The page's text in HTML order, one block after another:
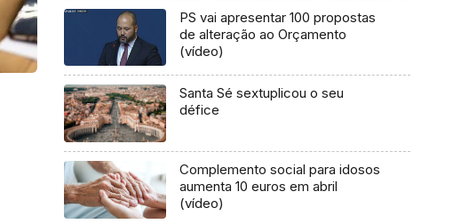
PS vai apresentar 100 propostas
de alteração ao Orçamento
(vídeo)
Santa Sé sextuplicou o seu
défice
Complemento social para idosos
aumenta 10 euros em abril
(vídeo)